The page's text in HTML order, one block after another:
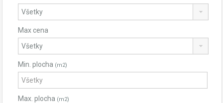
Max cena
Min. plocha (m2)
Max. plocha (m2)